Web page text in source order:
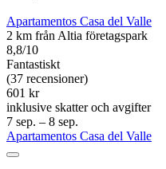
Apartamentos Casa del Valle
2 km från Altia företagspark
8,8/10
Fantastiskt
(37 recensioner)
601 kr
inklusive skatter och avgifter
7 sep. – 8 sep.
Apartamentos Casa del Valle